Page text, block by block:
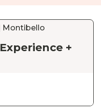
Montibello
+